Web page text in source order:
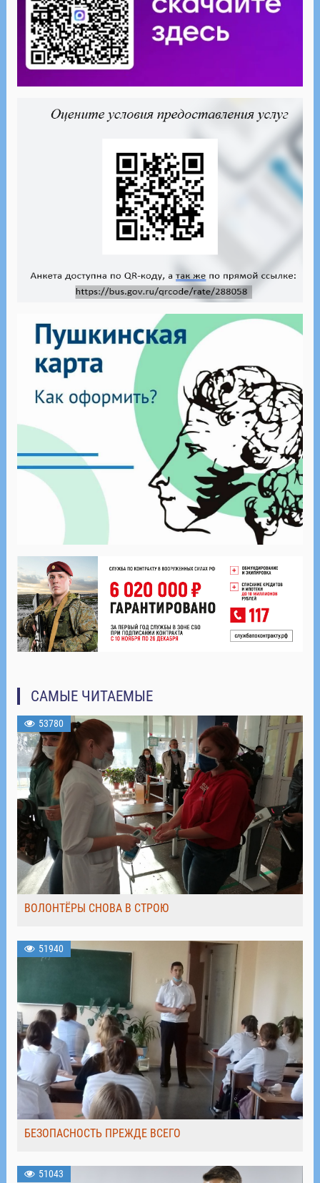
САМЫЕ ЧИТАЕМЫЕ
53780
ВОЛОНТЁРЫ СНОВА В СТРОЮ
51940
БЕЗОПАСНОСТЬ ПРЕЖДЕ ВСЕГО
51043